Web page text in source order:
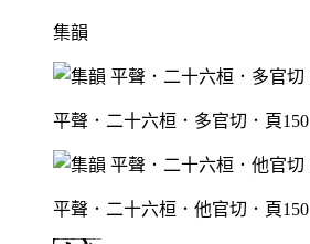
集韻
平聲．二十六桓．多官切．頁150
平聲．二十六桓．他官切．頁150